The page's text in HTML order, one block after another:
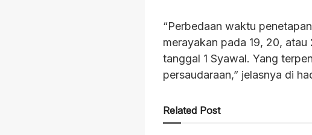
“Perbedaan waktu
merayakan pada 19, 20,
tanggal 1 Syawal. Yang
persaudaraan,” jelasnya di
Related Post